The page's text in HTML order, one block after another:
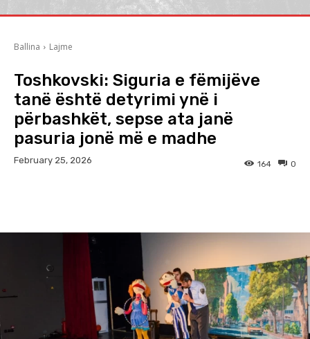
Ballina Lajme
Toshkovski: Siguria e fëmijëve
tanë është detyrimi ynë i
përbashkët, sepse ata janë
pasuria jonë më e madhe
February 25, 2026 0
164